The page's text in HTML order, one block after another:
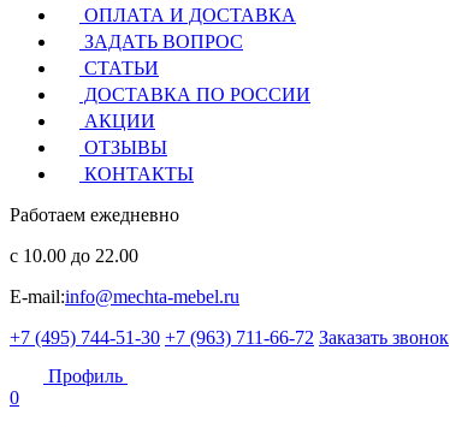
ОПЛАТА И ДОСТАВКА
ЗАДАТЬ ВОПРОС
СТАТЬИ
ДОСТАВКА ПО РОССИИ
АКЦИИ
ОТЗЫВЫ
КОНТАКТЫ
Работаем ежедневно
с 10.00 до 22.00
E-mail:info@mechta-mebel.ru
+7 (495) 744-51-30 +7 (963) 711-66-72 Заказать звонок
Профиль
0